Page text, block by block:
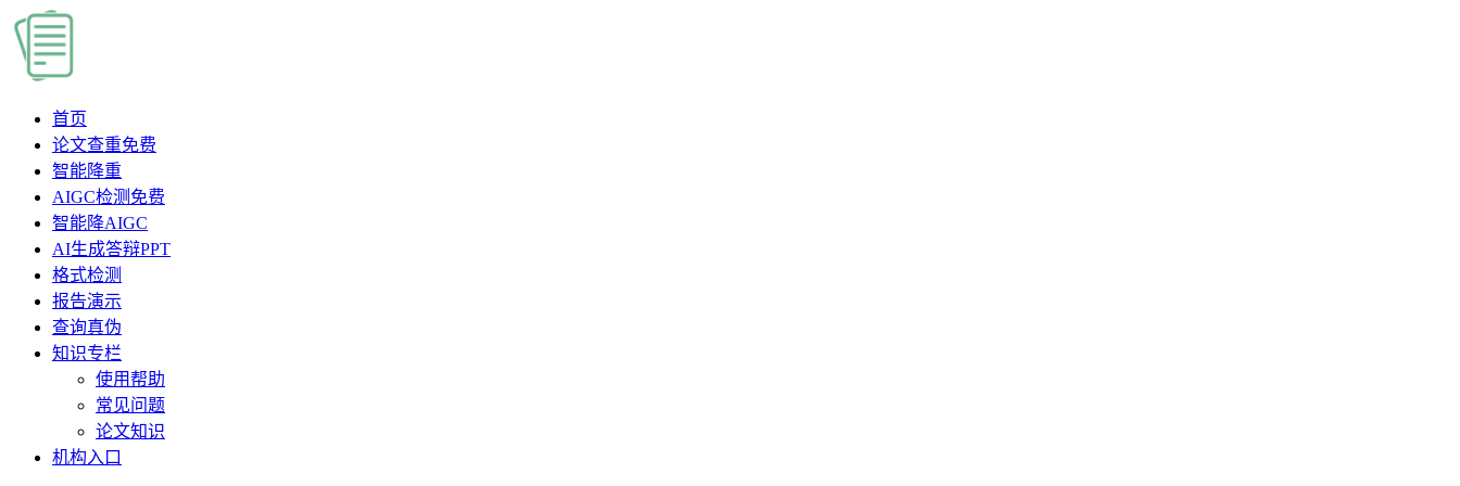
首页
论文查重免费
智能降重
AIGC检测 免费
智能降AIGC
AI生成答辩PPT
格式检测
报告演示
查询真伪
知识专栏
使用帮助
常见问题
论文知识
机构入口